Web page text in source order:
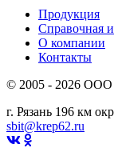
Продукция
Справочная
О компании
Контакты
© 2005 - 2026
г. Рязань 196 км
sbit@krep62.ru